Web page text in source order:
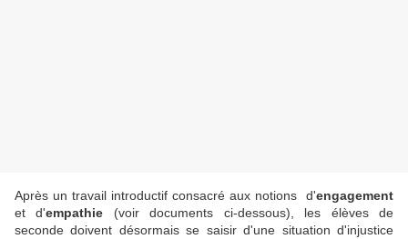
Après un travail introductif consacré aux notions d'engagement
et d'empathie (voir documents ci-dessous), les élèves de
seconde doivent désormais se saisir d'une situation d'injustice